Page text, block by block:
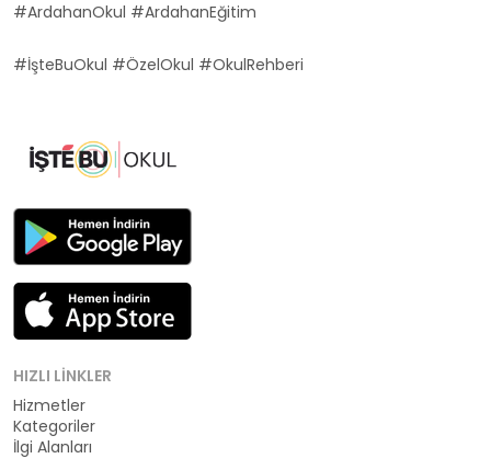
#ArdahanOkul #ArdahanEğitim
#İşteBuOkul #ÖzelOkul #OkulRehberi
HIZLI LINKLER
Hizmetler
Kategoriler
İlgi Alanları